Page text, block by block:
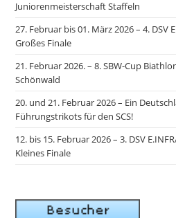
Juniorenmeisterschaft Staffeln
27. Februar bis 01. März 2026 – 4. DSV
Großes Finale
21. Februar 2026. – 8. SBW-Cup
Schönwald
20. und 21. Februar 2026 – Ein
Führungstrikots für den SCS!
12. bis 15. Februar 2026 – 3. DSV
Kleines Finale